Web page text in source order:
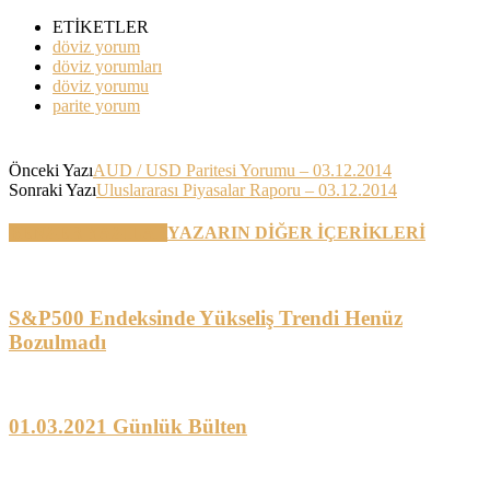
ETİKETLER
döviz yorum
döviz yorumları
döviz yorumu
parite yorum
Önceki YazıAUD / USD Paritesi Yorumu – 03.12.2014
Sonraki YazıUluslararası Piyasalar Raporu – 03.12.2014
YAZARIN DİĞER İÇERİKLERİ
S&P500 Endeksinde Yükseliş Trendi Henüz
Bozulmadı
01.03.2021 Günlük Bülten